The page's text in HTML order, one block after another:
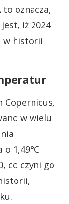
to oznacza,
iż 2024
w historii
Copernicus,
w wielu
1,49°C
co czyni go